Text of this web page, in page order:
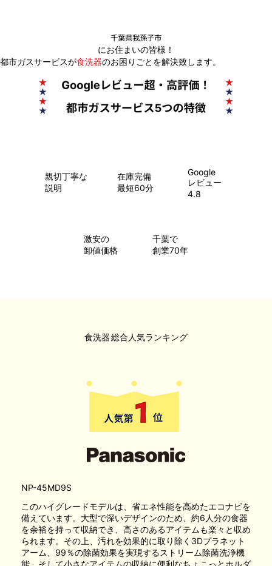
にお住まいの皆様！
千葉県我孫子市
都市ガスサービスが食洗器のお困りごとを解決致します。
親切丁寧な
説明
在庫完備
最短60分
Google
レビュー
4.8
​激安の
卸値価格
千葉で
創業70年
総合人気ランキング
食洗器
このハイグレードモデルは、省エネ性能を高めたエコナビを
備えています。大型で深いデザインのため、約6人分の食器
を余裕を持って収納でき、高さのあるアイテムも楽々と収め
られます。その上、汚れを効果的に取り除く3Dプラネット
アーム、99％の除菌効果を実現するストリーム除菌洗浄機
能、そして小さなアイテムの収納に便利なちょこっとホルダ
NP-45MD9S